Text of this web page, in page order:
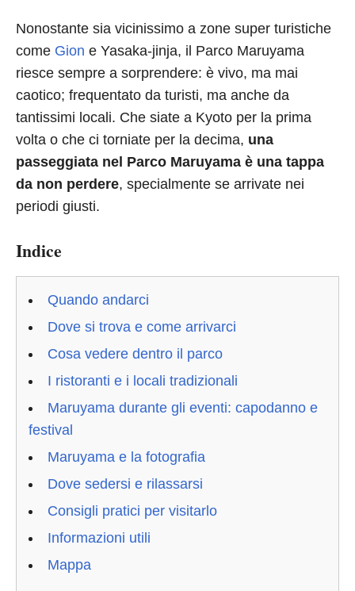
Nonostante sia vicinissimo a zone super turistiche
come Gion e Yasaka-jinja, il Parco Maruyama
riesce sempre a sorprendere: è vivo, ma mai
caotico; frequentato da turisti, ma anche da
tantissimi locali. Che siate a Kyoto per la prima
volta o che ci torniate per la decima, una
passeggiata nel Parco Maruyama è una tappa
da non perdere, specialmente se arrivate nei
periodi giusti.
Indice
Quando andarci
Dove si trova e come arrivarci
Cosa vedere dentro il parco
I ristoranti e i locali tradizionali
Maruyama durante gli eventi: capodanno e
festival
Maruyama e la fotografia
Dove sedersi e rilassarsi
Consigli pratici per visitarlo
Informazioni utili
Mappa